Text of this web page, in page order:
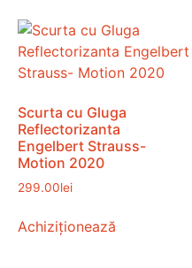
Scurta cu Gluga
Reflectorizanta
Engelbert Strauss-
Motion 2020
299.00lei
Achiziționează